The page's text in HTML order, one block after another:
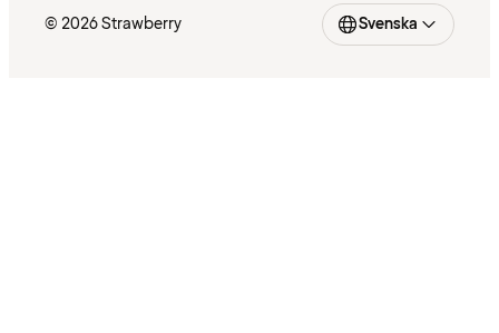
© 2026 Strawberry Svenska